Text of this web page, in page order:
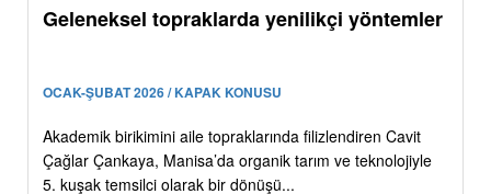
Geleneksel topraklarda yenilikçi yöntemler
OCAK-ŞUBAT 2026 / KAPAK KONUSU
Akademik birikimini aile topraklarında filizlendiren Cavit
Çağlar Çankaya, Manisa’da organik tarım ve teknolojiyle
5. kuşak temsilci olarak bir dönüşü...